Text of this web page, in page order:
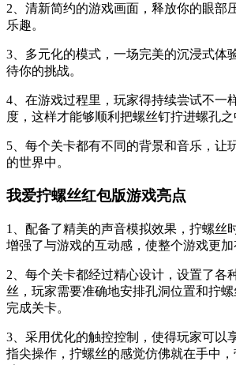
2、清新简约的游戏画面，释放你的眼部
乐趣。
3、多元化的模式，一场完美的沉浸式体
待你的挑战。
4、在游戏过程里，玩家得持续尝试不一
度，这样才能够顺利把螺丝钉拧进螺孔之
5、每个关卡都有不同的背景和音乐，让
的世界中。
我爱拧螺丝红包版游戏亮点
1、配备了精美的声音模拟效果，拧螺丝
增强了与游戏的互动感，使整个游戏更加
2、每个关卡都经过精心设计，设置了各
丝，玩家需要准确地安排孔洞位置和拧
完成关卡。
3、采用优化的触控控制，使得玩家可以
指尖操作，拧螺丝的感觉仿佛就在手中